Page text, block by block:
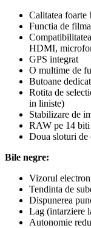
Calitatea foarte
Functia de
HDMI,
GPS integrat
O multime de
Butoane
Rotita de
in liniste)
Stabilizare de
RAW pe 14 biti
Doua sloturi de
Bile negre:
Vizorul
Tendinta de
Dispunerea
Lag (intarziere
Autonomie